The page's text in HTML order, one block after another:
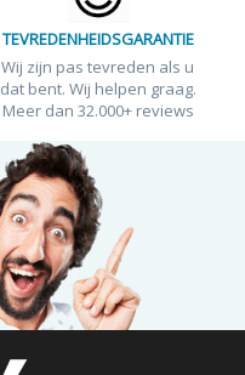
TEVREDENHEIDSGARANTIE
Wij zijn pas tevreden als u
dat bent. Wij helpen graag.
Meer dan 32.000+ reviews